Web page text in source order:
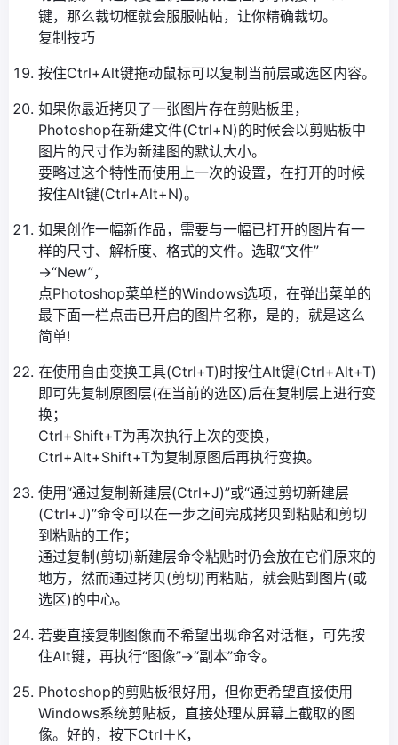
键，那么裁切框就会服服帖帖，让你精确裁切。
复制技巧
按住Ctrl+Alt键拖动鼠标可以复制当前层或选区内容。
如果你最近拷贝了一张图片存在剪贴板里，
Photoshop在新建文件(Ctrl+N)的时候会以剪贴板中
图片的尺寸作为新建图的默认大小。
要略过这个特性而使用上一次的设置，在打开的时候
按住Alt键(Ctrl+Alt+N)。
如果创作一幅新作品，需要与一幅已打开的图片有一
样的尺寸、解析度、格式的文件。选取“文件”
→“New”，
点Photoshop菜单栏的Windows选项，在弹出菜单的
最下面一栏点击已开启的图片名称，是的，就是这么
简单!
在使用自由变换工具(Ctrl+T)时按住Alt键(Ctrl+Alt+T)
即可先复制原图层(在当前的选区)后在复制层上进行变
换；
Ctrl+Shift+T为再次执行上次的变换，
Ctrl+Alt+Shift+T为复制原图后再执行变换。
使用“通过复制新建层(Ctrl+J)”或“通过剪切新建层
(Ctrl+J)”命令可以在一步之间完成拷贝到粘贴和剪切
到粘贴的工作；
通过复制(剪切)新建层命令粘贴时仍会放在它们原来的
地方，然而通过拷贝(剪切)再粘贴，就会贴到图片(或
选区)的中心。
若要直接复制图像而不希望出现命名对话框，可先按
住Alt键，再执行“图像”→“副本”命令。
Photoshop的剪贴板很好用，但你更希望直接使用
Windows系统剪贴板，直接处理从屏幕上截取的图
像。好的，按下Ctrl＋K，